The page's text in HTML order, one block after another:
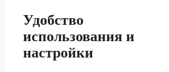
Удобство
использования и
настройки